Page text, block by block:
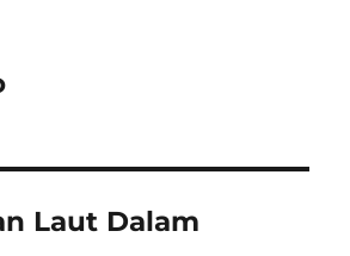
Laut Dalam